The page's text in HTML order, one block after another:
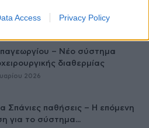
Access Privacy Policy
2026
– Νέο σύστημα
διαθερμίας
2026
Σπάνιες παθήσεις – Η επόμενη
για το σύστημα...